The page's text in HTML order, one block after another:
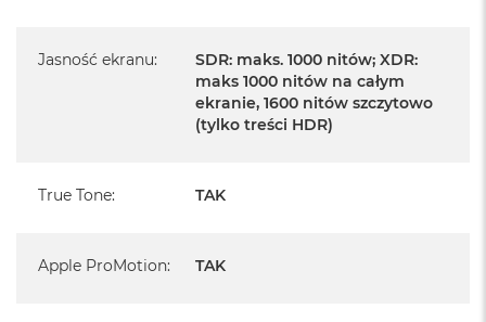
Język polski wybieramy przy pierwszym uruchomieniu
Zasilacz USB‑C o mocy 96 W
Jasność ekranu:
SDR: maks. 1000 nitów; XDR:
maks 1000 nitów na całym
ekranie, 1600 nitów szczytowo
(tylko treści HDR)
True Tone: TAK
Apple ProMotion: TAK